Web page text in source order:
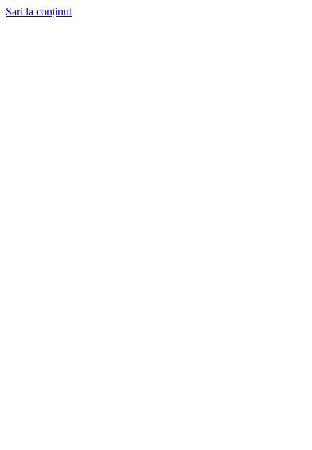
Sari la conținut